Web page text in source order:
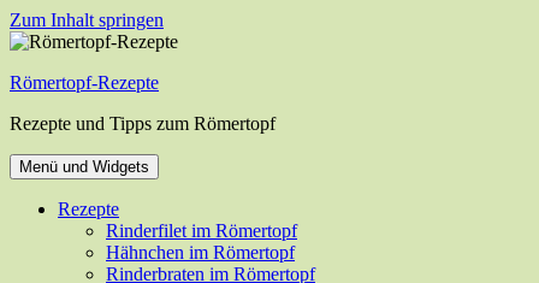
Zum Inhalt springen
Römertopf-Rezepte
Rezepte und Tipps zum Römertopf
Menü und Widgets
Rezepte
Rinderfilet im Römertopf
Hähnchen im Römertopf
Rinderbraten im Römertopf